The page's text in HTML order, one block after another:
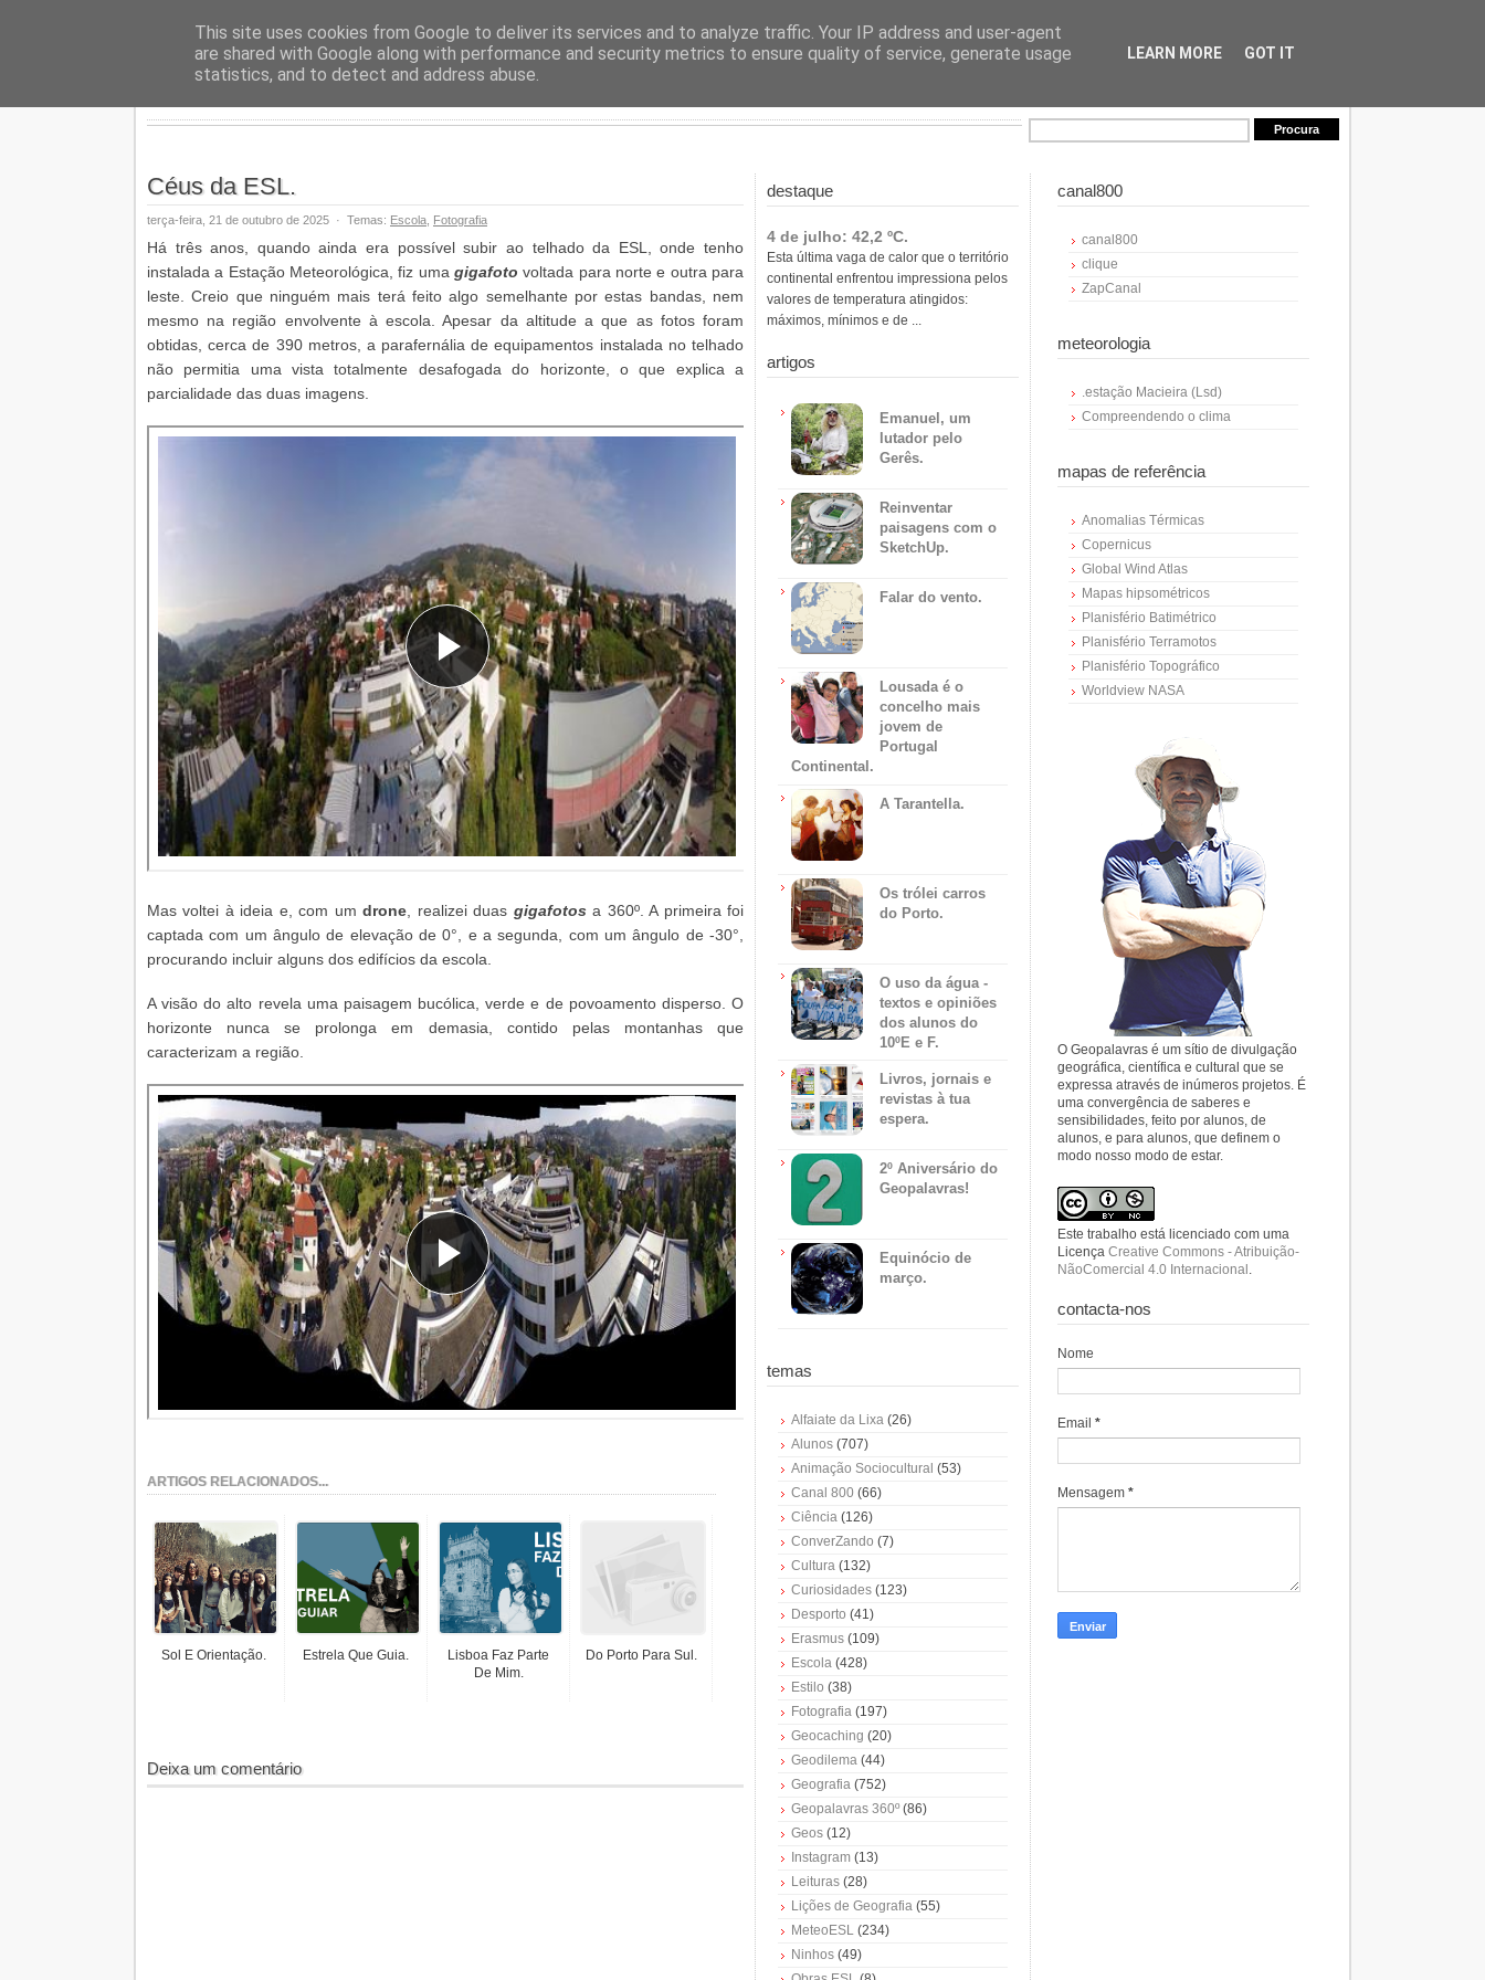
Geopalavras
Céus da ESL.
terça-feira, 21 de outubro de 2025 · Temas: Escola Fotografia
Há três anos, quando ainda era possível subir ao telhado da ESL, onde tenho
instalada a Estação Meteorológica, fiz uma gigafotovoltada para norte e outra para
leste. Creio que ninguém mais terá feito algo semelhante por estas bandas, nem
mesmo na região envolvente à escola. Apesar da altitude a que as fotos foram
obtidas, cerca de 390 metros, a parafernália de equipamentos instalada no telhado
não permitia uma vista totalmente desafogada do horizonte, o que explica a
parcialidade das duas imagens.
Mas voltei à ideia e, com umdrone , realizei duas gigafotosa 360º. A primeira foi
captada com um ângulo de elevação de 0°, e a segunda, com um ângulo de -30°,
procurando incluir alguns dos edifícios da escola.
A visão do alto revela uma paisagem bucólica, verde e de povoamento disperso. O
horizonte nunca se prolonga em demasia, contido pelas montanhas que
caracterizam a região.
ARTIGOS RELACIONADOS...
Sol E Orientação. Estrela Que Guia.
Lisboa Faz Parte
De Mim.
Do Porto Para Sul.
Deixa um comentário
destaque
4 de julho: 42,2 ºC.
Esta última vaga de calor que o território
continental enfrentou impressiona pelos
valores de temperatura atingidos:
máximos, mínimos e de ...
artigos
Emanuel, um
lutador pelo
Gerês.
Reinventar
paisagens com o
SketchUp.
Falar do vento.
Lousada é o
concelho mais
jovem de
Portugal
Continental.
A Tarantella.
Os trólei carros
do Porto.
O uso da água -
textos e opiniões
dos alunos do
10ºE e F.
Livros, jornais e
revistas à tua
espera.
2º Aniversário do
Geopalavras!
Equinócio de
março.
temas
Alfaiate da Lixa (26)
Alunos (707)
Animação Sociocultural (53)
Canal 800 (66)
Ciência (126)
ConverZando (7)
Cultura (132)
Curiosidades (123)
Desporto (41)
Erasmus (109)
Escola (428)
Estilo (38)
Fotografia (197)
Geocaching (20)
Geodilema (44)
Geografia (752)
Geopalavras 360º (86)
Geos (12)
Instagram (13)
Leituras (28)
Lições de Geografia (55)
MeteoESL (234)
Ninhos (49)
canal800
canal800
clique
ZapCanal
meteorologia
.estação Macieira (Lsd)
Compreendendo o clima
mapas de referência
Anomalias Térmicas
Copernicus
Global Wind Atlas
Mapas hipsométricos
Planisfério Batimétrico
Planisfério Terramotos
Planisfério Topográfico
Worldview NASA
O Geopalavras é um sítio de divulgação
geográfica, científica e cultural que se
expressa através de inúmeros projetos. É
uma convergência de saberes e
sensibilidades, feito por alunos, de
alunos, e para alunos, que definem o
modo nosso modo de estar.
Este trabalho está licenciado com uma
Licença Creative Commons - Atribuição-
NãoComercial 4.0 Internacional .
contacta-nos
Nome
Email *
Mensagem *
This site uses cookies from Google to deliver its services and to analyze traffic. Your IP address and user-agent
are shared with Google along with performance and security metrics to ensure quality of service, generate usage
statistics, and to detect and address abuse.
LEARN MORE GOT IT